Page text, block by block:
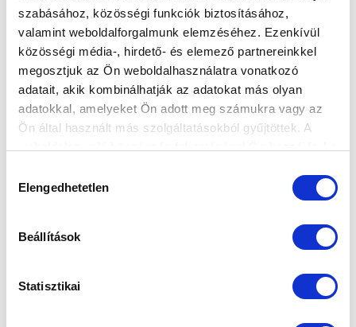
szabásához, közösségi funkciók biztosításához,
valamint weboldalforgalmunk elemzéséhez. Ezenkívül
közösségi média-, hirdető- és elemező partnereinkkel
megosztjuk az Ön weboldalhasználatra vonatkozó
adatait, akik kombinálhatják az adatokat más olyan
adatokkal, amelyeket Ön adott meg számukra vagy az
Ön által használt más szolgáltatásokból gyűjtöttek. A
kiválasztása
Elengedhetetlen
Beállítások
Statisztikai